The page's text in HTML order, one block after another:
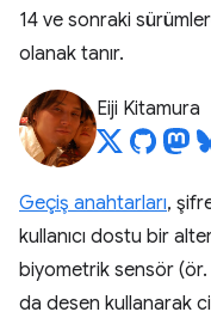
14 ve sonraki
olanak tanır.
Eiji Kitamura
Geçiş anahtarları,
kullanıcı dostu bir
biyometrik sensör (ör.
da desen kullanarak